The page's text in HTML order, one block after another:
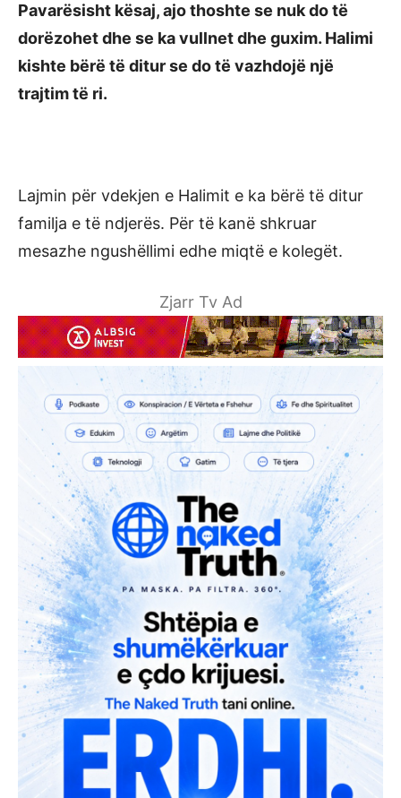
Pavarësisht kësaj, ajo thoshte se nuk do të
dorëzohet dhe se ka vullnet dhe guxim. Halimi
kishte bërë të ditur se do të vazhdojë një
trajtim të ri.
Lajmin për vdekjen e Halimit e ka bërë të ditur
familja e të ndjerës. Për të kanë shkruar
mesazhe ngushëllimi edhe miqtë e kolegët.
Zjarr Tv Ad